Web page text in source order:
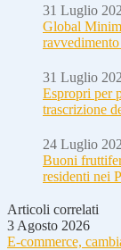
31 Luglio
Global
31 Luglio
Espropri per
trascrizione
24 Luglio
Buoni
residenti nei
Articoli correlati
3 Agosto 2026
E-commerce,